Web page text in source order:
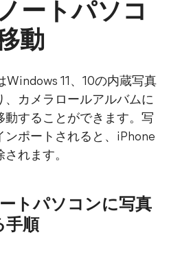
ートパソコ
動
11、10の内蔵写真
カメラロールアルバムに
することができます。写
ポートされると、iPhone
れます。
トパソコンに写真
手順